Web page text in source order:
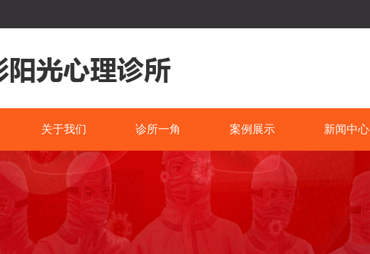
关于我们 诊所一角 案例展示 新闻中心